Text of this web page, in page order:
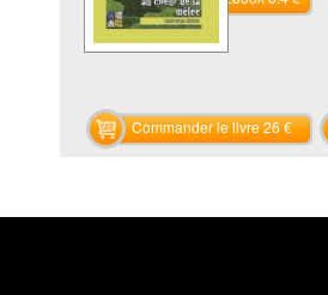
Commander le livre 26 €